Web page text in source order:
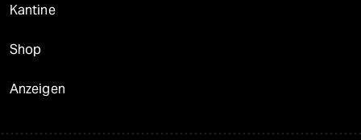
Kantine
Shop
Anzeigen